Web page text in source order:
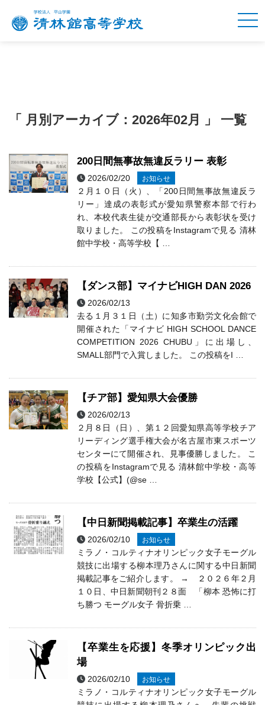
「 月別アーカイブ：2026年02月 」 一覧
200日間無事故無違反ラリー 表彰
2026/02/20 お知らせ
２月１０日（火）、「200日間無事故無違反ラ
リー」達成の表彰式が愛知県警察本部で行わ
れ、本校代表生徒が交通部長から表彰状を受け
取りました。 この投稿をInstagramで見る 清林
館中学校・高等学校【 …
【ダンス部】マイナビHIGH DAN 2026
2026/02/13
去る１月３１日（土）に知多市勤労文化会館で
開催された「マイナビ HIGH SCHOOL DANCE
COMPETITION 2026 CHUBU」に出場し、
SMALL部門で入賞しました。 この投稿をI …
【チア部】愛知県大会優勝
2026/02/13
２月８日（日）、第１２回愛知県高等学校チア
リーディング選手権大会が名古屋市東スポーツ
センターにて開催され、見事優勝しました。 こ
の投稿をInstagramで見る 清林館中学校・高等
学校【公式】(@se …
【中日新聞掲載記事】卒業生の活躍
2026/02/10 お知らせ
ミラノ・コルティナオリンピック女子モーグル
競技に出場する柳本理乃さんに関する中日新聞
掲載記事をご紹介します。 → ２０２６年２月
１０日、中日新聞朝刊２８面 「柳本 恐怖に打
ち勝つ モーグル女子 骨折乗 …
【卒業生を応援】冬季オリンピック出
場
2026/02/10 お知らせ
ミラノ・コルティナオリンピック女子モーグル